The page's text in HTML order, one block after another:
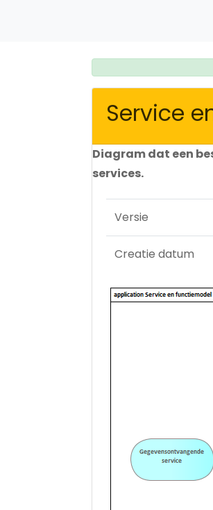
Service
Diagram dat een
services.
Versie
Creatie datum